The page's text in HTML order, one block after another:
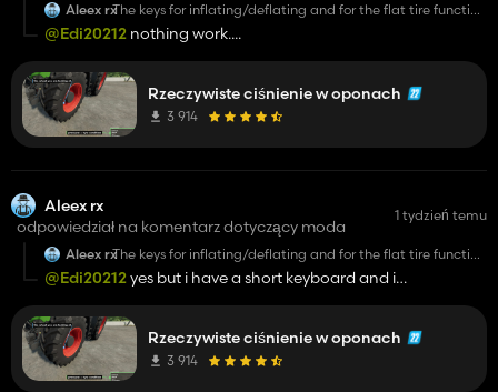
Aleex rxThe keys for inflating/deflating and for the flat tire function
aren't working.
@Edi20212 nothing work....
Rzeczywiste ciśnienie w oponach
3 914
Aleex rx
odpowiedział na komentarz dotyczący moda
1 tydzień temu
Aleex rxThe keys for inflating/deflating and for the flat tire function
aren't working.
@Edi20212yes but i have a short keyboard and i
Rzeczywiste ciśnienie w oponach
3 914